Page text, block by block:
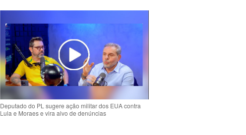
Deputado do PL sugere ação militar dos EUA contra
Lula e Moraes e vira alvo de denúncias